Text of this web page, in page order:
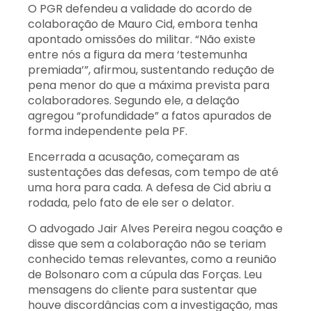
O PGR defendeu a validade do acordo de
colaboração de Mauro Cid, embora tenha
apontado omissões do militar. “Não existe
entre nós a figura da mera ‘testemunha
premiada’”, afirmou, sustentando redução de
pena menor do que a máxima prevista para
colaboradores. Segundo ele, a delação
agregou “profundidade” a fatos apurados de
forma independente pela PF.
Encerrada a acusação, começaram as
sustentações das defesas, com tempo de até
uma hora para cada. A defesa de Cid abriu a
rodada, pelo fato de ele ser o delator.
O advogado Jair Alves Pereira negou coação e
disse que sem a colaboração não se teriam
conhecido temas relevantes, como a reunião
de Bolsonaro com a cúpula das Forças. Leu
mensagens do cliente para sustentar que
houve discordâncias com a investigação, mas